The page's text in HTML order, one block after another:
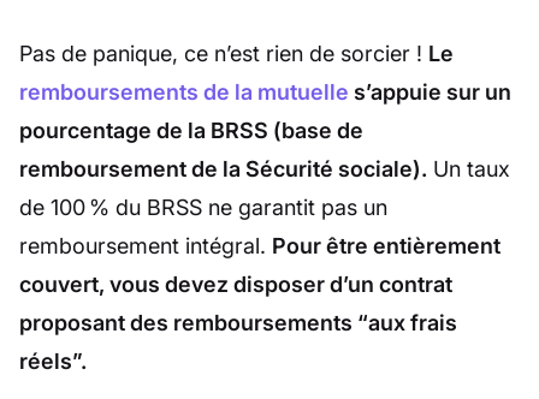
Pas de panique, ce n’est rien de sorcier ! Le
remboursements de la mutuelle s’appuie sur un
pourcentage de la BRSS (base de
remboursement de la Sécurité sociale). Un taux
de 100 % du BRSS ne garantit pas un
remboursement intégral. Pour être entièrement
couvert, vous devez disposer d’un contrat
proposant des remboursements “aux frais
réels”.